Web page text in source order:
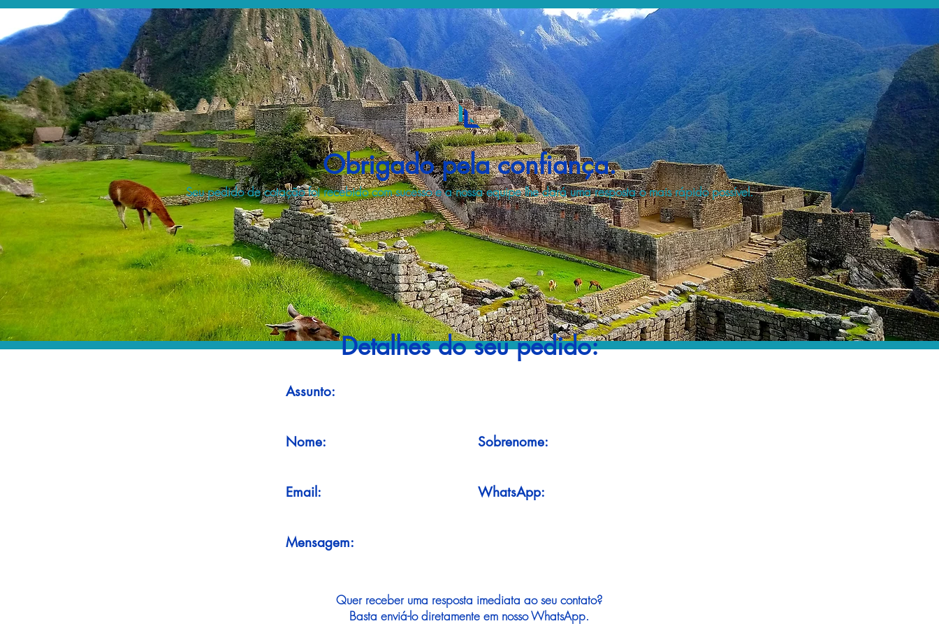
Obrigado pela confiança.
Seu pedido de cotação foi recebido com sucesso e a nossa equipe lhe dará uma resposta o mais rápido possível.
Detalhes do seu pedido:
Assunto:
Nome: Sobrenome:
Email: WhatsApp:
Mensagem:
Quer receber uma resposta imediata ao seu contato?
Basta enviá-lo diretamente em nosso WhatsApp.